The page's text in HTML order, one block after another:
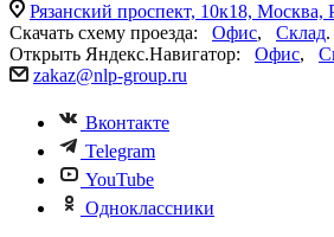
Рязанский проспект, 10к18, Москва,
Скачать схему проезда: Офис, Склад.
Открыть Яндекс.Навигатор: Офис,
zakaz@nlp-group.ru
Вконтакте
Telegram
YouTube
Одноклассники